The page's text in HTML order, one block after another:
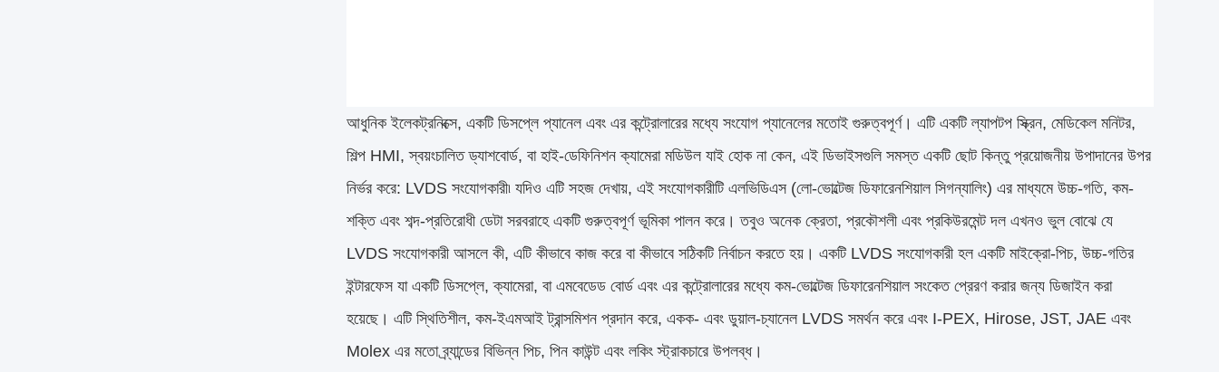
আধুনিক ইলেকট্রনিক্সে, একটি ডিসপ্লে প্যানেল এবং এর কন্ট্রোলারের মধ্যে সংযোগ প্যানেলের মতোই গুরুত্বপূর্ণ। এটি একটি ল্যাপটপ স্ক্রিন, মেডিকেল মনিটর,
শিল্প HMI, স্বয়ংচালিত ড্যাশবোর্ড, বা হাই-ডেফিনিশন ক্যামেরা মডিউল যাই হোক না কেন, এই ডিভাইসগুলি সমস্ত একটি ছোট কিন্তু প্রয়োজনীয় উপাদানের উপর
নির্ভর করে: LVDS সংযোগকারী৷ যদিও এটি সহজ দেখায়, এই সংযোগকারীটি এলভিডিএস (লো-ভোল্টেজ ডিফারেনশিয়াল সিগন্যালিং) এর মাধ্যমে উচ্চ-গতি, কম-
শক্তি এবং শব্দ-প্রতিরোধী ডেটা সরবরাহে একটি গুরুত্বপূর্ণ ভূমিকা পালন করে। তবুও অনেক ক্রেতা, প্রকৌশলী এবং প্রকিউরমেন্ট দল এখনও ভুল বোঝে যে
LVDS সংযোগকারী আসলে কী, এটি কীভাবে কাজ করে বা কীভাবে সঠিকটি নির্বাচন করতে হয়। একটি LVDS সংযোগকারী হল একটি মাইক্রো-পিচ, উচ্চ-গতির
ইন্টারফেস যা একটি ডিসপ্লে, ক্যামেরা, বা এমবেডেড বোর্ড এবং এর কন্ট্রোলারের মধ্যে কম-ভোল্টেজ ডিফারেনশিয়াল সংকেত প্রেরণ করার জন্য ডিজাইন করা
হয়েছে। এটি স্থিতিশীল, কম-ইএমআই ট্রান্সমিশন প্রদান করে, একক- এবং ডুয়াল-চ্যানেল LVDS সমর্থন করে এবং I-PEX, Hirose, JST, JAE এবং
Molex এর মতো ব্র্যান্ডের বিভিন্ন পিচ, পিন কাউন্ট এবং লকিং স্ট্রাকচারে উপলব্ধ।